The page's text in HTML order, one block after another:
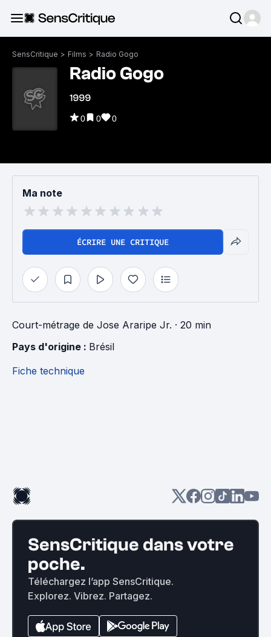
SensCritique > Films > Radio Gogo
Radio Gogo
1999
0 0 0
Ma note
ÉCRIRE UNE CRITIQUE
Court-métrage de Jose Araripe Jr. · 20 min
Pays d'origine : Brésil
Fiche technique
SensCritique dans votre
poche.
Téléchargez l’app SensCritique.
Explorez. Vibrez. Partagez.